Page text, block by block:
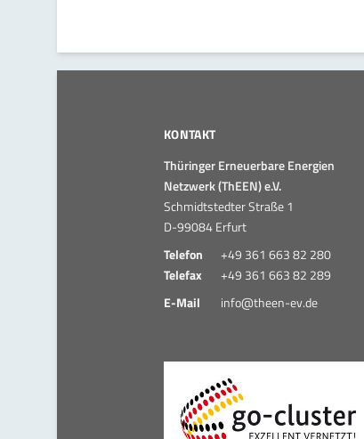
KONTAKT
Thüringer Erneuerbare Energien
Netzwerk (ThEEN) e.V.
Schmidtstedter Straße 1
D-99084 Erfurt
Telefon
+49 361 663 82 280
Telefax
+49 361 663 82 289
E-Mail
info@theen-ev.de